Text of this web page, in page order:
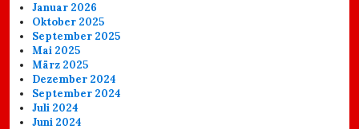
Januar 2026
Oktober 2025
September 2025
Mai 2025
März 2025
Dezember 2024
September 2024
Juli 2024
Juni 2024